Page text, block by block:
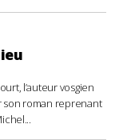
l’auteur vosgien
son roman reprenant